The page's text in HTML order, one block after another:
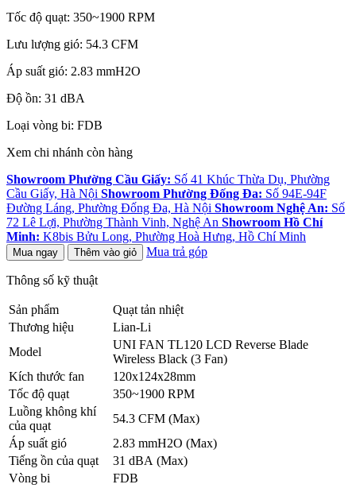
Tốc độ quạt: 350~1900 RPM
Lưu lượng gió: 54.3 CFM
Áp suất gió: 2.83 mmH2O
Độ ồn: 31 dBA
Loại vòng bi: FDB
Xem chi nhánh còn hàng
Showroom Phường Cầu Giấy: Số 41 Khúc Thừa Dụ, Phường
Cầu Giấy, Hà Nội Showroom Phường Đống Đa: Số 94E-94F
Đường Láng, Phường Đống Đa, Hà Nội Showroom Nghệ An: Số
72 Lê Lợi, Phường Thành Vinh, Nghệ An Showroom Hồ Chí
Minh: K8bis Bửu Long, Phường Hoà Hưng, Hồ Chí Minh
Mua ngay Thêm vào giỏ Mua trả góp
Thông số kỹ thuật
Sản phẩm
Quạt tản nhiệt
Thương hiệu
Lian-Li
Model
UNI FAN TL120 LCD Reverse Blade
Wireless Black (3 Fan)
Kích thước fan
120x124x28mm
Tốc độ quạt
350~1900 RPM
Luồng không khí
của quạt
54.3 CFM (Max)
Áp suất gió
2.83 mmH2O (Max)
Tiếng ồn của quạt
31 dBA (Max)
Vòng bi
FDB